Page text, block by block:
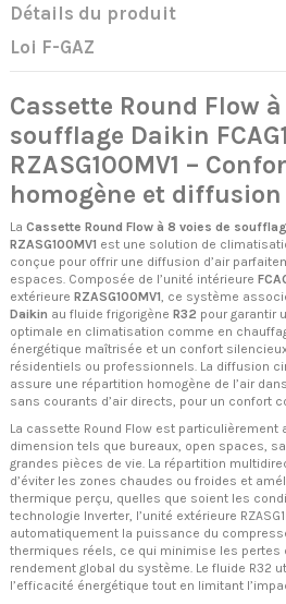
Détails du produit
Loi F-GAZ
Cassette Round Flow
soufflage Daikin
RZASG100MV1 –
homogène et diffusion
La Cassette Round Flow à 8 voies de
RZASG100MV1 est une solution de
conçue pour offrir une diffusion d’air
espaces. Composée de l’unité intérieure
extérieure RZASG100MV1 , ce système
Daikin au fluide frigorigène R32 pour garantir
optimale en climatisation comme en
énergétique maîtrisée et un confort
résidentiels ou professionnels. La diffusion
assure une répartition homogène de l’air
sans courants d’air directs, pour un confort
La cassette Round Flow est particulièrement
dimension tels que bureaux, open spaces,
grandes pièces de vie. La répartition
d’éviter les zones chaudes ou froides et
thermique perçu, quelles que soient les
technologie Inverter, l’unité extérieure
automatiquement la puissance du
thermiques réels, ce qui minimise les pertes
rendement global du système. Le fluide R32
l’efficacité énergétique tout en limitant